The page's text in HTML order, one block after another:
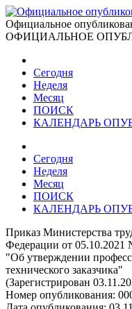
Официальное
ОФИЦИАЛЬНОЕ
Сегодня
Неделя
Месяц
ПОИСК
КАЛЕНДАРЬ
Сегодня
Неделя
Месяц
ПОИСК
КАЛЕНДАРЬ
Приказ Министерства
Федерации от 05.10.2021
"Об утверждении
технического заказчика"
(Зарегистрирован
Номер опубликования: